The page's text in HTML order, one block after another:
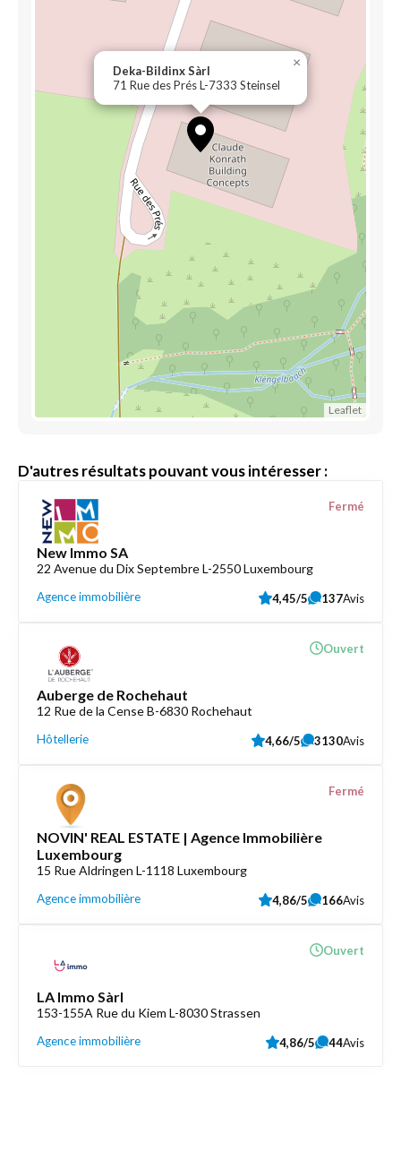
Deka-Bildinx Sàrl
71 Rue des Prés L-7333 Steinsel
×
Leaflet
D'autres résultats pouvant vous intéresser :
New Immo SA
22 Avenue du Dix Septembre L-2550 Luxembourg
Agence immobilière
Fermé
4,45/5 137Avis
Auberge de Rochehaut
12 Rue de la Cense B-6830 Rochehaut
Hôtellerie
Ouvert
4,66/5 3130Avis
NOVIN' REAL ESTATE | Agence Immobilière
Luxembourg
15 Rue Aldringen L-1118 Luxembourg
Agence immobilière
Fermé
4,86/5 166Avis
LA Immo Sàrl
153-155A Rue du Kiem L-8030 Strassen
Agence immobilière
Ouvert
4,86/5 44Avis